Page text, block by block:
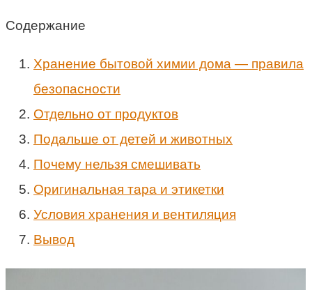
Содержание
Хранение бытовой химии дома — правила
безопасности
Отдельно от продуктов
Подальше от детей и животных
Почему нельзя смешивать
Оригинальная тара и этикетки
Условия хранения и вентиляция
Вывод